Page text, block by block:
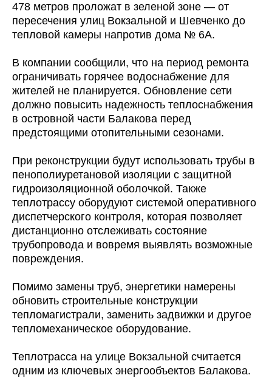
478 метров проложат в зеленой зоне — от
пересечения улиц Вокзальной и Шевченко до
тепловой камеры напротив дома № 6А.
В компании сообщили, что на период ремонта
ограничивать горячее водоснабжение для
жителей не планируется. Обновление сети
должно повысить надежность теплоснабжения
в островной части Балакова перед
предстоящими отопительными сезонами.
При реконструкции будут использовать трубы в
пенополиуретановой изоляции с защитной
гидроизоляционной оболочкой. Также
теплотрассу оборудуют системой оперативного
диспетчерского контроля, которая позволяет
дистанционно отслеживать состояние
трубопровода и вовремя выявлять возможные
повреждения.
Помимо замены труб, энергетики намерены
обновить строительные конструкции
тепломагистрали, заменить задвижки и другое
тепломеханическое оборудование.
Теплотрасса на улице Вокзальной считается
одним из ключевых энергообъектов Балакова.